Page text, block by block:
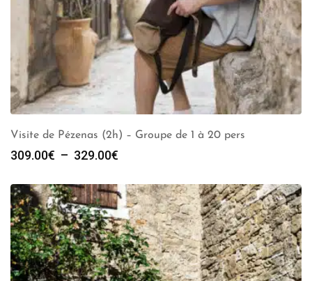
Visite de Pézenas (2h) – Groupe de 1 à 20 pers
309.00€ – 329.00€
prix :
309.00€
à
329.00€